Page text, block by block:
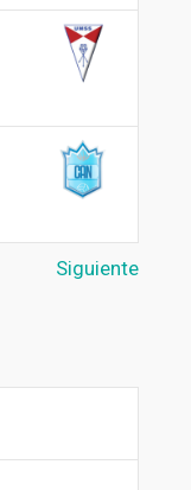
Siguiente